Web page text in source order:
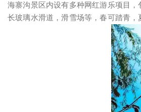
海寨沟景区内设有多种网红游乐项目
长玻璃水滑道，滑雪场等，春可踏青